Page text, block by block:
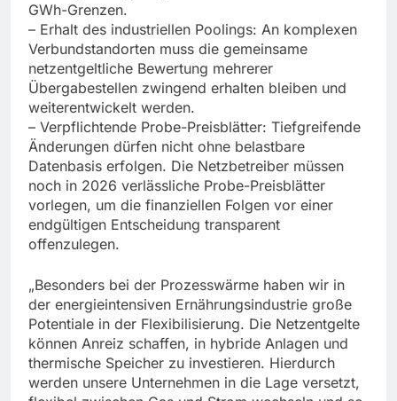
GWh-Grenzen.
– Erhalt des industriellen Poolings: An komplexen
Verbundstandorten muss die gemeinsame
netzentgeltliche Bewertung mehrerer
Übergabestellen zwingend erhalten bleiben und
weiterentwickelt werden.
– Verpflichtende Probe-Preisblätter: Tiefgreifende
Änderungen dürfen nicht ohne belastbare
Datenbasis erfolgen. Die Netzbetreiber müssen
noch in 2026 verlässliche Probe-Preisblätter
vorlegen, um die finanziellen Folgen vor einer
endgültigen Entscheidung transparent
offenzulegen.
„Besonders bei der Prozesswärme haben wir in
der energieintensiven Ernährungsindustrie große
Potentiale in der Flexibilisierung. Die Netzentgelte
können Anreiz schaffen, in hybride Anlagen und
thermische Speicher zu investieren. Hierdurch
werden unsere Unternehmen in die Lage versetzt,